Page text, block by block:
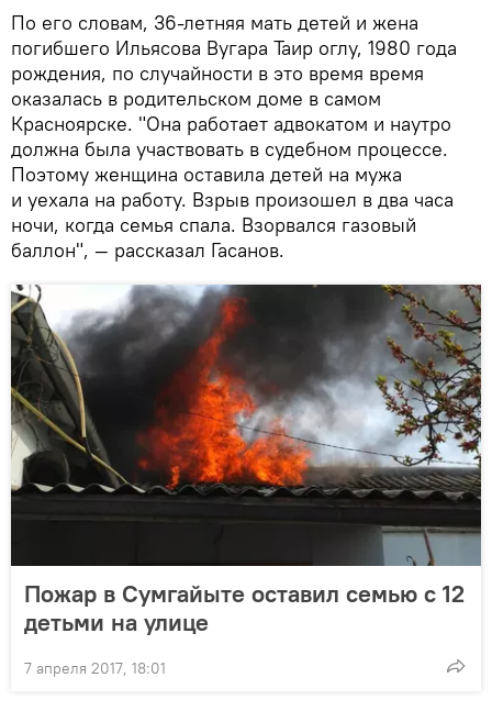
По его словам, 36-летняя мать детей и жена
погибшего Ильясова Вугара Таир оглу, 1980 года
рождения, по случайности в это время время
оказалась в родительском доме в самом
Красноярске. "Она работает адвокатом и наутро
должна была участвовать в судебном процессе.
Поэтому женщина оставила детей на мужа
и уехала на работу. Взрыв произошел в два часа
ночи, когда семья спала. Взорвался газовый
баллон", — рассказал Гасанов.
Пожар в Сумгайыте оставил семью с 12
детьми на улице
7 апреля 2017, 18:01